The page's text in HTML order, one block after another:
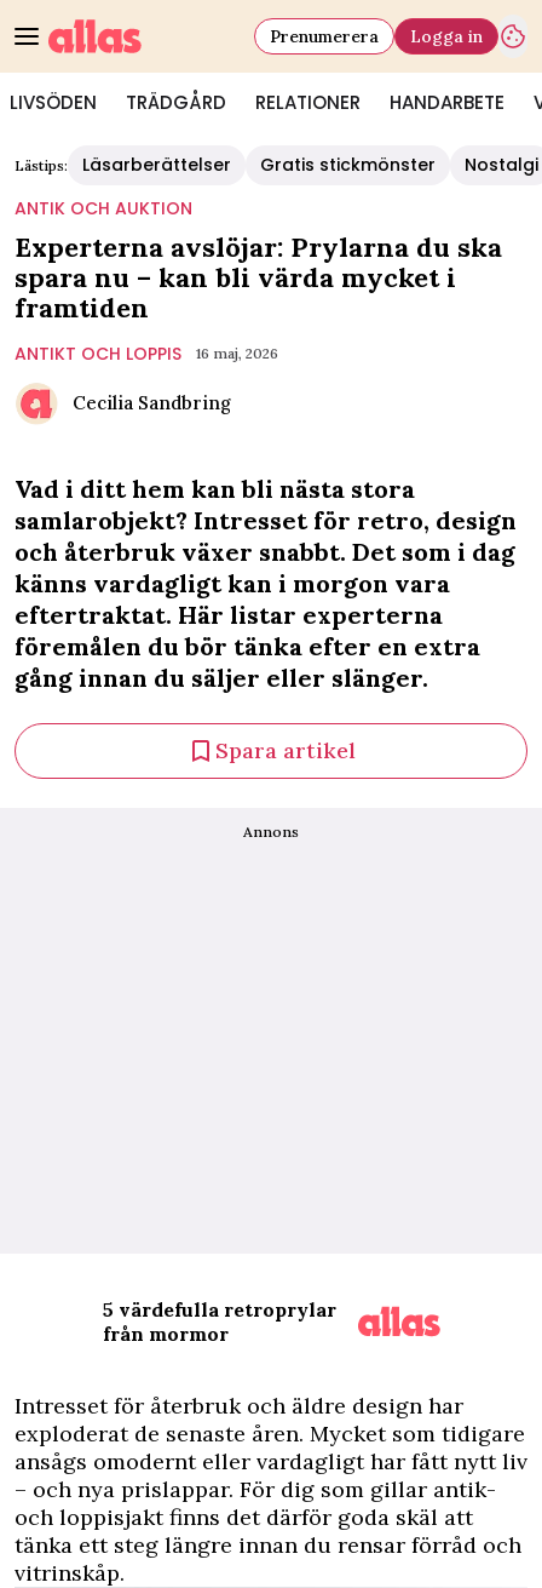
LIVSÖDEN TRÄDGÅRD RELATIONER HANDARBETE
Prenumerera Logga in
Lästips: Läsarberättelser Gratis stickmönster
Nostalgi
ANTIK OCH AUKTION
Experterna avslöjar: Prylarna du ska
spara nu – kan bli värda mycket i
framtiden
ANTIKT OCH LOPPIS 16 maj, 2026
Cecilia Sandbring
Vad i ditt hem kan bli nästa stora
samlarobjekt? Intresset för retro, design
och återbruk växer snabbt. Det som i dag
känns vardagligt kan i morgon vara
eftertraktat. Här listar experterna
föremålen du bör tänka efter en extra
gång innan du säljer eller slänger.
Spara artikel
Annons
5 värdefulla retroprylar
från mormor
Intresset för återbruk och äldre design har
exploderat de senaste åren. Mycket som tidigare
ansågs omodernt eller vardagligt har fått nytt liv
– och nya prislappar. För dig som gillar antik-
och loppisjakt finns det därför goda skäl att
tänka ett steg längre innan du rensar förråd och
vitrinskåp.